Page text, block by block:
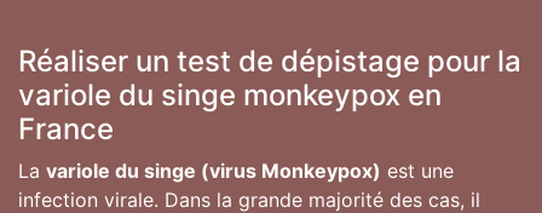
Réaliser un test de dépistage pour la
variole du singe monkeypox en
France
La variole du singe (virus Monkeypox) est une
infection virale. Dans la grande majorité des cas, il